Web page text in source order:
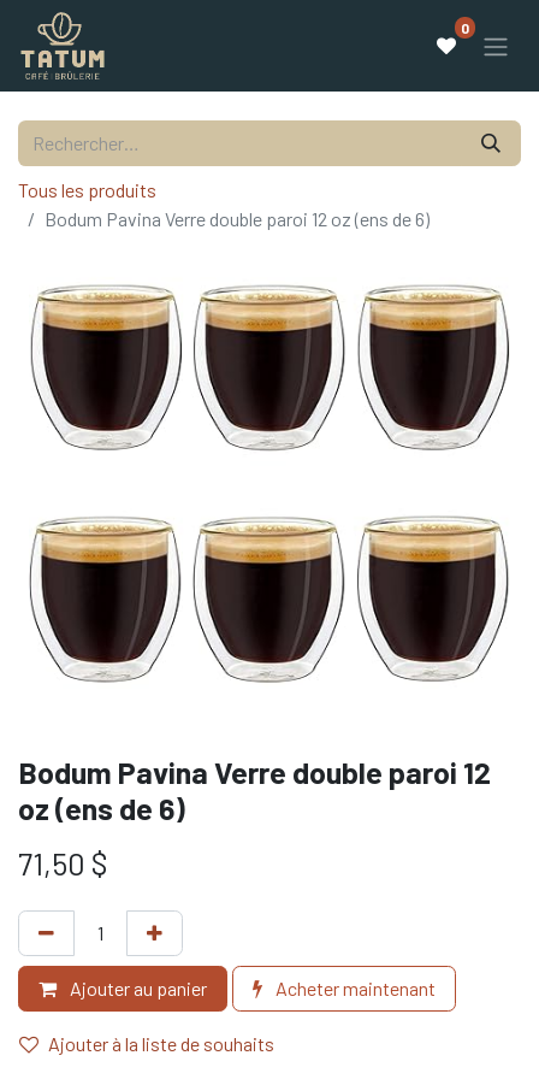
0
Tous les produits
Bodum Pavina Verre double paroi 12 oz (ens de 6)
Bodum Pavina Verre double paroi 12
oz (ens de 6)
71,50 $
Ajouter au panier Acheter maintenant
Ajouter à la liste de souhaits